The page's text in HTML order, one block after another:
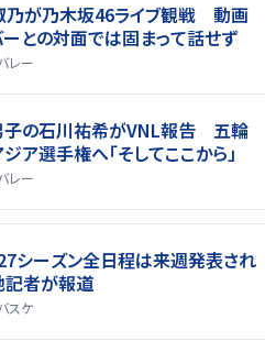
乃が乃木坂46ライブ観戦 動画
との対面では固まって話せず
レー
子の石川祐希がVNL報告 五輪
ア選手権へ「そしてここから」
レー
シーズン全日程は来週発表され
者が報道
スケ